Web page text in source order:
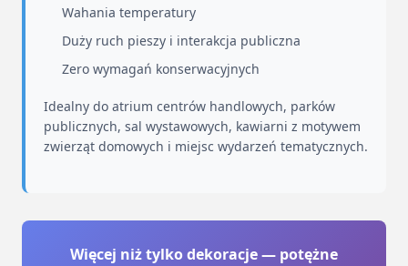
Wahania temperatury
Duży ruch pieszy i interakcja publiczna
Zero wymagań konserwacyjnych
Idealny do atrium centrów handlowych, parków
publicznych, sal wystawowych, kawiarni z motywem
zwierząt domowych i miejsc wydarzeń tematycznych.
Więcej niż tylko dekoracje — potężne